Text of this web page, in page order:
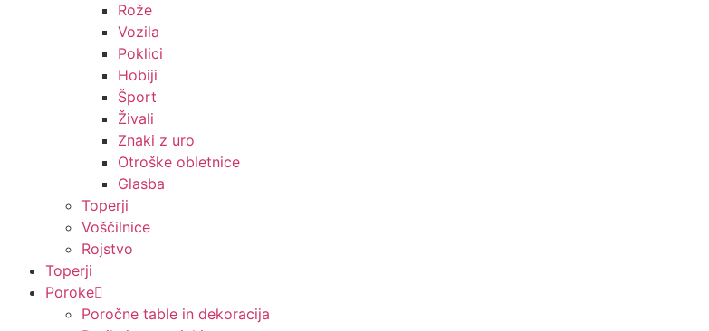
Rože
Vozila
Poklici
Hobiji
Šport
Živali
Znaki z uro
Otroške obletnice
Glasba
Toperji
Voščilnice
Rojstvo
Toperji
Poroke
Poročne table in dekoracija